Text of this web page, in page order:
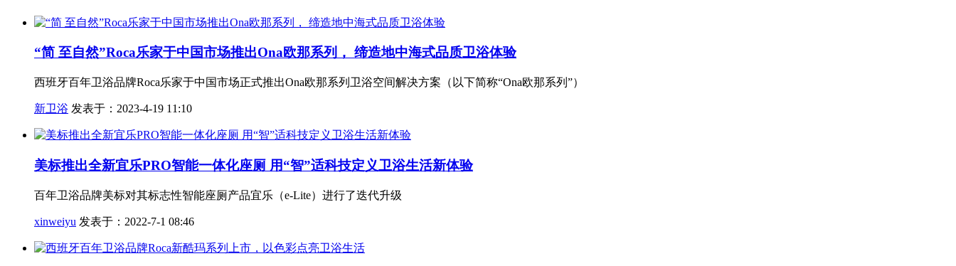
“简 至自然”Roca乐家于中国市场推出Ona欧那系列， 缔造地中海式品质卫浴体验
西班牙百年卫浴品牌Roca乐家于中国市场正式推出Ona欧那系列卫浴空间解决方案（以下简称“Ona欧那系列”）
新卫浴 发表于：2023-4-19 11:10
美标推出全新宜乐PRO智能一体化座厕 用“智”适科技定义卫浴生活新体验
百年卫浴品牌美标对其标志性智能座厕产品宜乐（e-Lite）进行了迭代升级
xinweiyu 发表于：2022-7-1 08:46